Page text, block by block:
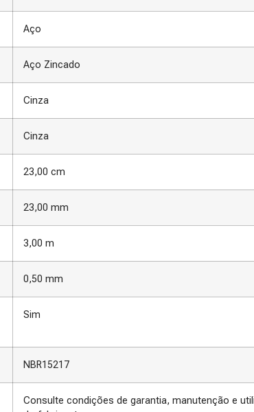
Aço
Aço Zincado
Cinza
Cinza
23,00 cm
23,00 mm
3,00 m
0,50 mm
Sim
NBR15217
Consulte condições de garantia, manutenção e